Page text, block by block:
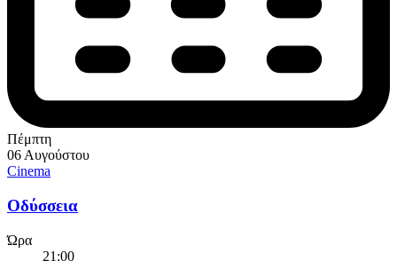
Πέμπτη
06 Αυγούστου
Cinema
Οδύσσεια
Ώρα
21:00